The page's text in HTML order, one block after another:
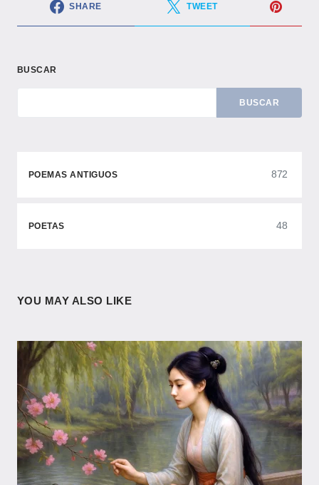
SHARE TWEET
BUSCAR
BUSCAR
POEMAS ANTIGUOS 872
POETAS 48
YOU MAY ALSO LIKE